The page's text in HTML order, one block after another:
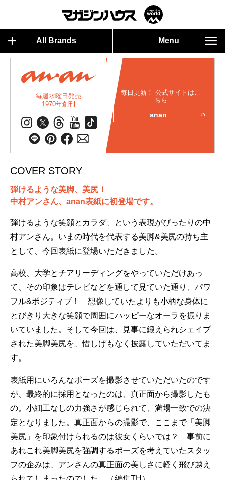
All Brands Menu
毎週水曜日発売
1970年創刊
毎日更新！ 公式サイトはこ
ちら
anan
COVER STORY
弾けるような美脚、美尻！
中村アンさん、anan表紙に初登場です。
弾けるような笑顔とカラダ、という表現がぴったりの中
村アンさん。いまの時代を代表する美脚&美尻の持ち主
として、今回表紙に登場いただきました。
高校、大学とチアリーディングをやっていただけあっ
て、その印象はテレビなどを通して見ていた通り、パワ
フル&ポジティブ！ 想像していたよりも小柄な身体に
とびきり大きな笑顔で周囲にハッピーなオーラを振りま
いていました。そして今回は、見事に鍛えられシェイプ
された美脚美尻を、惜しげもなく披露していただいてま
す。
表紙用にいろんなポーズを撮影させていただいたのです
が、最終的に採用となったのは、真正面から撮影したも
の。小細工なしの力強さが感じられて、満場一致での決
定となりました。真正面からの撮影で、ここまで「美脚
美尻」を印象付けられるのは彼女くらいでは？ 事前に
あれこれ美脚美尻を強調するポーズを考えていたスタッ
フの企みは、アンさんの真正面の美しさに軽く飛び越え